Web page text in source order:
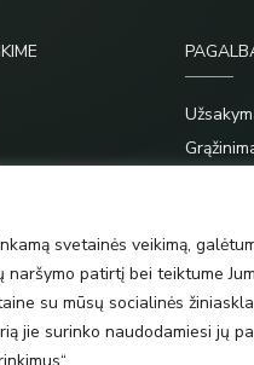
svetainės veikimą,
patirtį bei teiktume
su mūsų socialinės
jie surinko naudodamiesi jų